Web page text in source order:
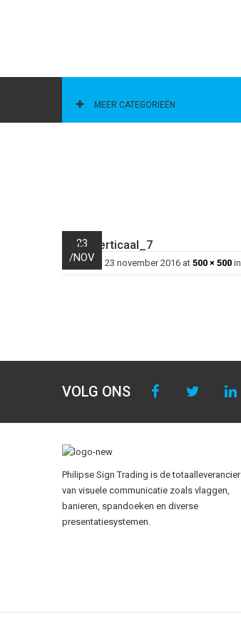
CATEGORIEËN
MEER CATEGORIEËN
23
/NOV
zipp_verticaal_7
Published 23 november 2016 at 500 × 500 in
VOLG ONS
Philipse Sign Trading is de totaalleverancier
van visuele communicatie zoals vlaggen,
banieren, spandoeken en diverse
presentatiesystemen.